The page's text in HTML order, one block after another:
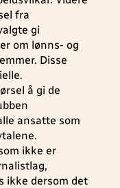
fra
gi
om lønns- og
Disse
å gi de
ansatte som
ikke er
ikke dersom det